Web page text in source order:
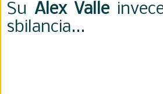
Su Alex Valle
sbilancia...